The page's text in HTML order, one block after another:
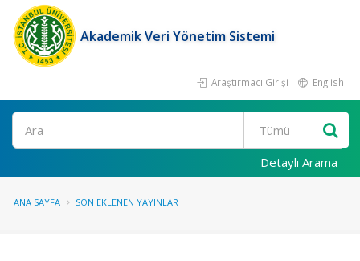
Akademik Veri Yönetim Sistemi
Araştırmacı Girişi English
Ara
Detaylı Arama
ANA SAYFA SON EKLENEN YAYINLAR